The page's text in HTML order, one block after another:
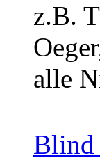
z.B.
alle
Blind